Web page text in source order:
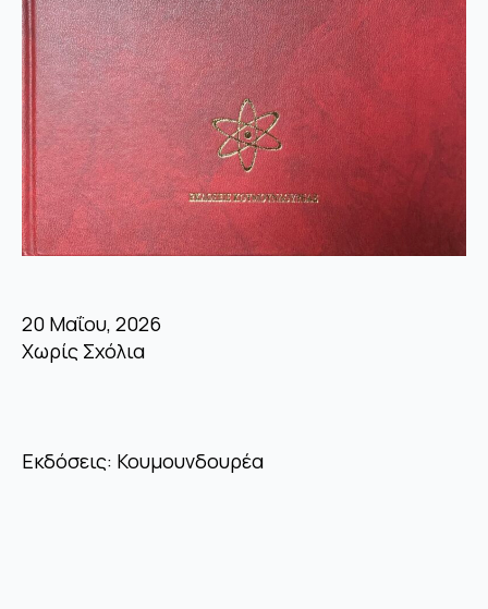
20 Μαΐου, 2026
Χωρίς Σχόλια
Εκδόσεις: Κουμουνδουρέα